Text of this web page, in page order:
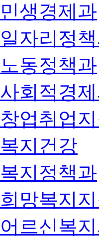
민생경제과
일자리정
노동정책과
사회적경
창업취업
복지건강
복지정책과
희망복지
어르신복